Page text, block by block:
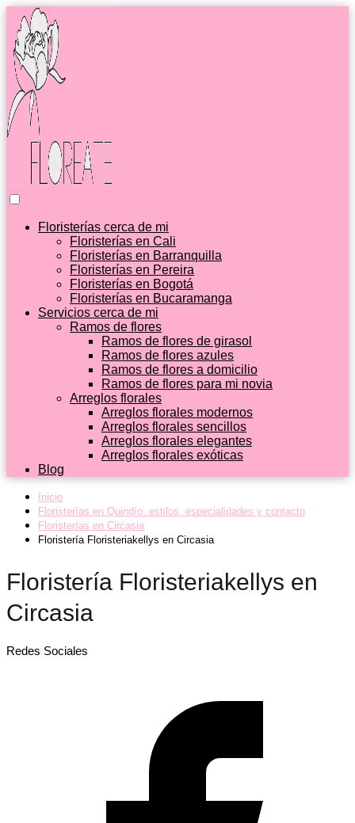
Floristerías cerca de mi
Floristerías en Cali
Floristerías en Barranquilla
Floristerías en Pereira
Floristerías en Bogotá
Floristerías en Bucaramanga
Servicios cerca de mi
Ramos de flores
Ramos de flores de girasol
Ramos de flores azules
Ramos de flores a domicilio
Ramos de flores para mi novia
Arreglos florales
Arreglos florales modernos
Arreglos florales sencillos
Arreglos florales elegantes
Arreglos florales exóticas
Blog
Inicio
Floristerías en Quindío: estilos, especialidades y contacto
Floristerías en Circasia
Floristería Floristeriakellys en Circasia
Floristería Floristeriakellys en
Circasia
Redes Sociales